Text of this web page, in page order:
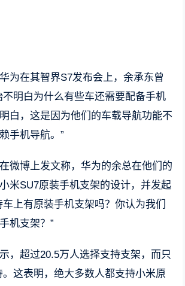
为在其智界S7发布会上，余承东曾
不明白为什么有些车还需要配备手机
白，这是因为他们的车载导航功能不
手机导航。”
微博上发文称，华为的余总在他们的
米SU7原装手机支架的设计，并发起
上有原装手机支架吗？你认为我们
机支架？”
，超过20.5万人选择支持支架，而只
这表明，绝大多数人都支持小米原